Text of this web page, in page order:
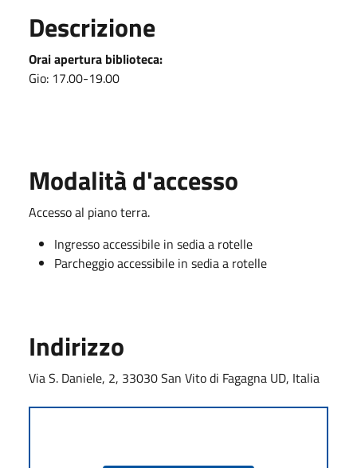
Descrizione
Orai apertura biblioteca:
Gio: 17.00-19.00
Modalità d'accesso
Accesso al piano terra.
Ingresso accessibile in sedia a rotelle
Parcheggio accessibile in sedia a rotelle
Indirizzo
Via S. Daniele, 2, 33030 San Vito di Fagagna UD, Italia